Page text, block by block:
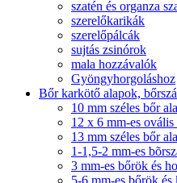
szatén és organza
szerelőkarikák
szerelőpálcák
sujtás zsinórok
mala hozzávalók
Gyöngyhorgoláshoz
Bőr karkötő alapok,
10 mm széles bőr
12 x 6 mm-es
13 mm széles bőr
1-1,5-2 mm-es
3 mm-es bőrök és